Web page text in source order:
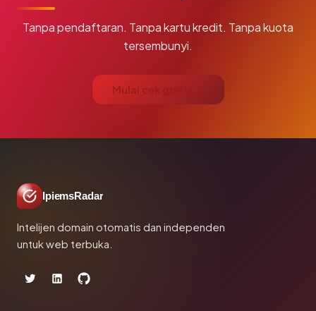
Tanpa pendaftaran. Tanpa kartu kredit. Tanpa kuota
tersembunyi.
Mulai cek gratis →
IpiemsRadar
Intelijen domain otomatis dan independen
untuk web terbuka.